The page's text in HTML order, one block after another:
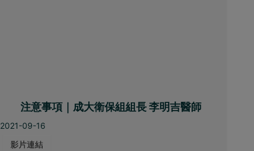
注意事項｜成大衛保組組長 李明吉醫師
2021-09-16
影片連結